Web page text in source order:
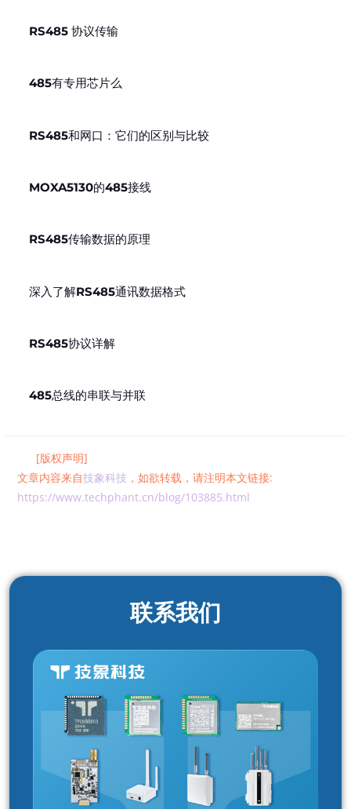
RS485 协议传输
485有专用芯片么
RS485和网口：它们的区别与比较
MOXA5130的485接线
RS485传输数据的原理
深入了解RS485通讯数据格式
RS485协议详解
485总线的串联与并联
[版权声明]
文章内容来自技象科技 ，如欲转载，请注明本文链接:
https://www.techphant.cn/blog/103885.html
联系我们